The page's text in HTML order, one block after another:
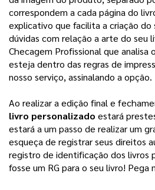
correspondem a cada página do
explicativo que facilita a criação do
dúvidas com relação a arte do seu
Checagem Profissional que analisa
esteja dentro das regras de
nosso serviço, assinalando a opção.
livro personalizado estará
estará a um passo de realizar um
esqueça de registrar seus direitos
registro de identificação dos livros
fosse um RG para o seu livro! Pega